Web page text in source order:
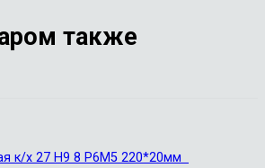
также
к/х 27 Н9 8 Р6М5 220*20мм